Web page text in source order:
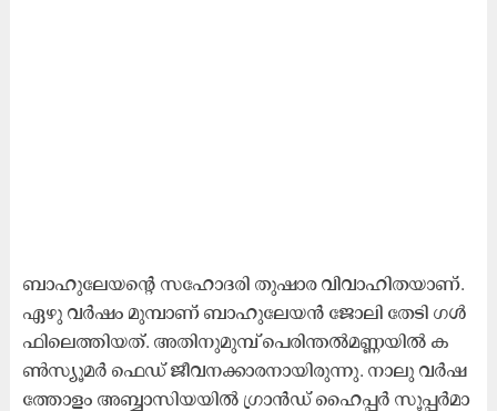
ബാ​ഹു​ലേ​യ​ന്റെ സ​ഹോ​ദ​രി തു​ഷാ​ര വി​വാ​ഹി​ത​യാ​ണ്.
ഏ​ഴു വ​ർ​ഷം മു​മ്പാ​ണ് ബാ​ഹു​ലേ​യ​ൻ ജോ​ലി തേ​ടി ഗ​ൾ​
ഫി​ലെ​ത്തി​യ​ത്. അ​തി​നു​മു​മ്പ് പെ​രി​ന്ത​ൽ​മ​ണ്ണ​യി​ൽ ക​
ൺ​സ്യൂ​മ​ർ ഫെ​ഡ് ജീ​വ​ന​ക്കാ​ര​നാ​യി​രു​ന്നു. നാ​ലു വ​ർ​ഷ​
ത്തോ​ളം അ​ബ്ബാ​സി​യ​യി​ൽ ഗ്രാ​ൻ​ഡ് ഹൈ​പ്പ​ർ സൂ​പ്പ​ർ​മാ​